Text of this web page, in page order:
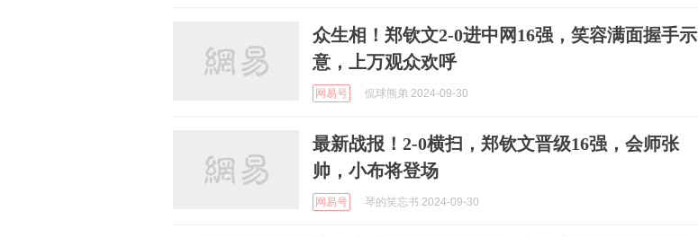
众生相！郑钦文2-0进中网16强，笑容满面握手示
意，上万观众欢呼
网易号 侃球熊弟 2024-09-30
最新战报！2-0横扫，郑钦文晋级16强，会师张
帅，小布将登场
网易号 琴的笑忘书 2024-09-30